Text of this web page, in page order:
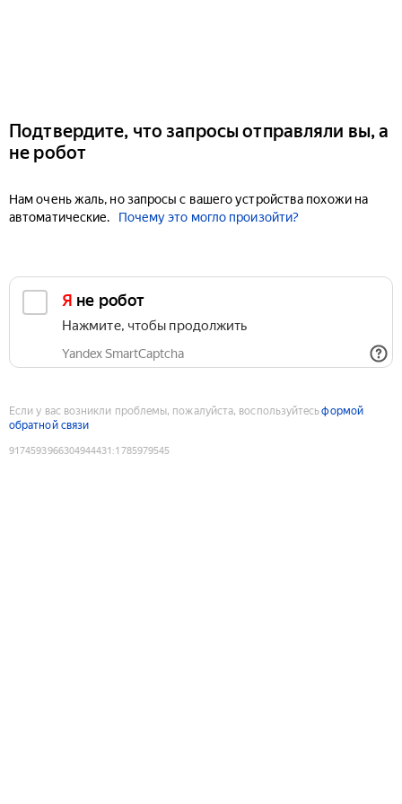
Подтвердите, что запросы отправляли вы, а
не робот
Нам очень жаль, но запросы с вашего устройства похожи на
автоматические.
Почему это могло произойти?
Я не робот
Нажмите, чтобы продолжить
Yandex SmartCaptcha
Если у вас возникли проблемы, пожалуйста, воспользуйтесьформой
обратной связи
9174593966304944431 :1785979545